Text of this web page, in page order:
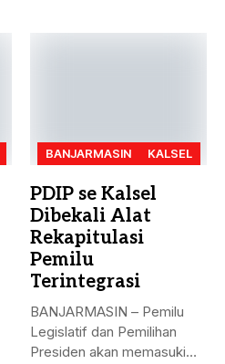
BANJARMASIN KALSEL
PDIP se Kalsel
Dibekali Alat
Rekapitulasi
Pemilu
Terintegrasi
BANJARMASIN – Pemilu
Legislatif dan Pemilihan
Presiden akan memasuki